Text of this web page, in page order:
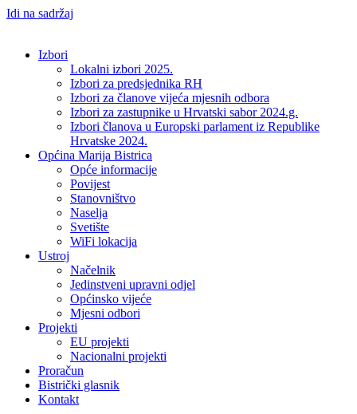
Idi na sadržaj
Izbori
Lokalni izbori 2025.
Izbori za predsjednika RH
Izbori za članove vijeća mjesnih odbora
Izbori za zastupnike u Hrvatski sabor 2024.g.
Izbori članova u Europski parlament iz Republike
Hrvatske 2024.
Općina Marija Bistrica
Opće informacije
Povijest
Stanovništvo
Naselja
Svetište
WiFi lokacija
Ustroj
Načelnik
Jedinstveni upravni odjel
Općinsko vijeće
Mjesni odbori
Projekti
EU projekti
Nacionalni projekti
Proračun
Bistrički glasnik
Kontakt